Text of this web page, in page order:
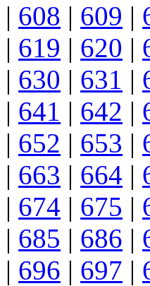
| 608 | 609 |
| 619 | 620 |
| 630 | 631 |
| 641 | 642 |
| 652 | 653 |
| 663 | 664 |
| 674 | 675 |
| 685 | 686 |
| 696 | 697 |